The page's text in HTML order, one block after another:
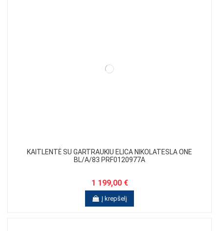
KAITLENTĖ SU GARTRAUKIU ELICA NIKOLATESLA ONE
BL/A/83 PRF0120977A
1 199,00 €
Į krepšelį